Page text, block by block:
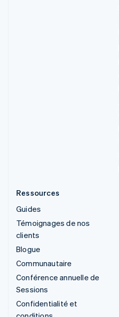
Ressources
Guides
Témoignages de nos
clients
Blogue
Communautaire
Conférence annuelle de
Sessions
Confidentialité et